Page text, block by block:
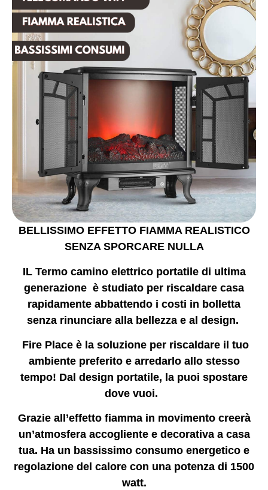
BELLISSIMO EFFETTO FIAMMA REALISTICO
SENZA SPORCARE NULLA
IL Termo camino elettrico portatile di ultima
generazione è studiato per riscaldare casa
rapidamente abbattendo i costi in bolletta
senza rinunciare alla bellezza e al design.
Fire Place è la soluzione per riscaldare il tuo
ambiente preferito e arredarlo allo stesso
tempo! Dal design portatile, la puoi spostare
dove vuoi.
Grazie all’effetto fiamma in movimento creerà
un’atmosfera accogliente e decorativa a casa
tua. Ha un bassissimo consumo energetico e
regolazione del calore con una potenza di 1500
watt.